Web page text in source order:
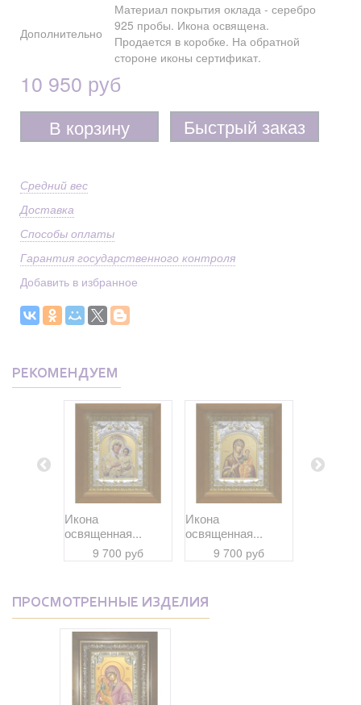
Дополнительно
Материал покрытия оклада - серебро
925 пробы. Икона освящена.
Продается в коробке. На обратной
стороне иконы сертификат.
10 950 руб
В корзину Быстрый заказ
Средний вес
Доставка
Способы оплаты
Гарантия государственного контроля
Добавить в избранное
РЕКОМЕНДУЕМ
Икона
освященная...
9 700 руб
Икона
освященная...
9 700 руб
ПРОСМОТРЕННЫЕ ИЗДЕЛИЯ